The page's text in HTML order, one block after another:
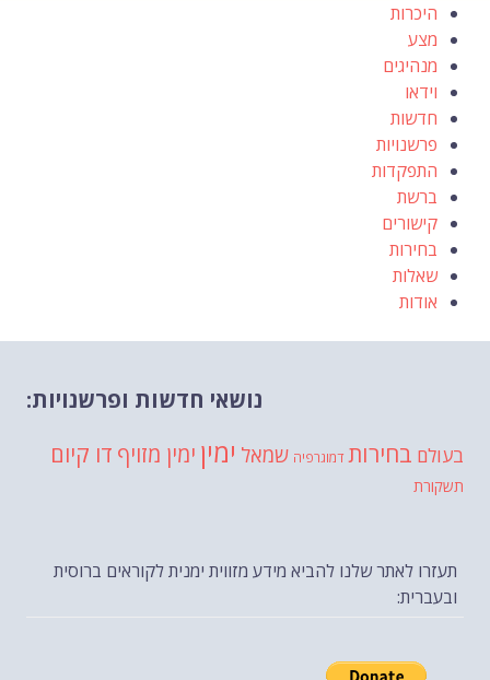
היכרות
מצע
מנהיגים
וידאו
חדשות
פרשנויות
התפקדות
ברשת
קישורים
בחירות
שאלות
אודות
נושאי חדשות ופרשנויות:
בעולם בחירות דמוגרפיה שמאל ימין ימין מזויף דו קיום
תשקורת
תעזרו לאתר שלנו להביא מידע מזווית ימנית לקוראים ברוסית
ובעברית: